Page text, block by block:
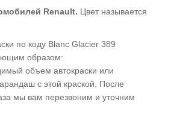
Renault. Цвет называется
по коду Blanc Glacier 389
образом:
объем автокраски или
с этой краской. После
мы вам перезвоним и уточним